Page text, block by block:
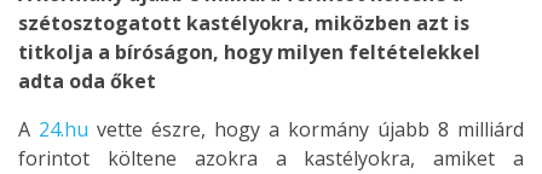
szétosztogatott kastélyokra, miközben azt is
titkolja a bíróságon, hogy milyen feltételekkel
adta oda őket
A 24.hu vette észre, hogy a kormány újabb 8 milliárd
forintot költene azokra a kastélyokra, amiket a